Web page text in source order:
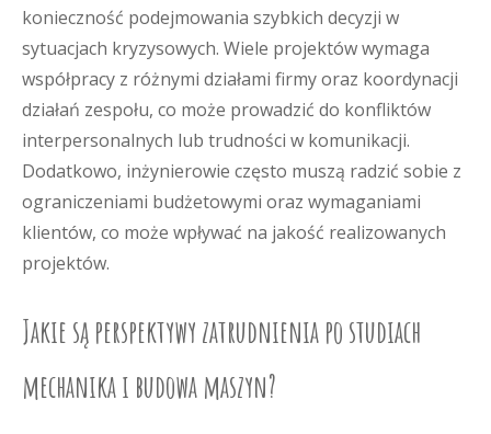
konieczność podejmowania szybkich decyzji w
sytuacjach kryzysowych. Wiele projektów wymaga
współpracy z różnymi działami firmy oraz koordynacji
działań zespołu, co może prowadzić do konfliktów
interpersonalnych lub trudności w komunikacji.
Dodatkowo, inżynierowie często muszą radzić sobie z
ograniczeniami budżetowymi oraz wymaganiami
klientów, co może wpływać na jakość realizowanych
projektów.
Jakie są perspektywy zatrudnienia po studiach
mechanika i budowa maszyn?